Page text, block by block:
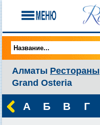
Алматы Рестораны
Grand Osteria
А Б В Г